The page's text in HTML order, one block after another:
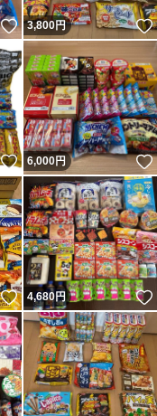
いいね！
3,800円
いいね！
6,000円
いいね！
4,680円